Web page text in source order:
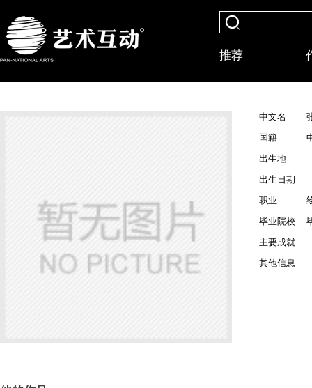
推荐
中文名
国籍
出生地
出生日期
职业
毕业院校
主要成就
其他信息